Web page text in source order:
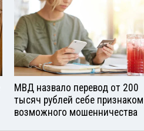
МВД назвало перевод от 200
тысяч рублей себе признаком
возможного мошенничества